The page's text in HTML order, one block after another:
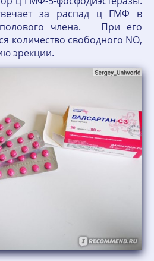
за распад ц ГМФ в
полового члена. При его
количество свободного NO,
эрекции.